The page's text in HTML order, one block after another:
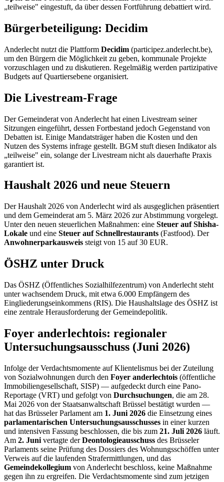
„teilweise" eingestuft, da über dessen Fortführung debattiert wird.
Bürgerbeteiligung: Decidim
Anderlecht nutzt die Plattform Decidim (participez.anderlecht.be),
um den Bürgern die Möglichkeit zu geben, kommunale Projekte
vorzuschlagen und zu diskutieren. Regelmäßig werden partizipative
Budgets auf Quartiersebene organisiert.
Die Livestream-Frage
Der Gemeinderat von Anderlecht hat einen Livestream seiner
Sitzungen eingeführt, dessen Fortbestand jedoch Gegenstand von
Debatten ist. Einige Mandatsträger haben die Kosten und den
Nutzen des Systems infrage gestellt. BGM stuft diesen Indikator als
„teilweise" ein, solange der Livestream nicht als dauerhafte Praxis
garantiert ist.
Haushalt 2026 und neue Steuern
Der Haushalt 2026 von Anderlecht wird als ausgeglichen präsentiert
und dem Gemeinderat am 5. März 2026 zur Abstimmung vorgelegt.
Unter den neuen steuerlichen Maßnahmen: eine Steuer auf Shisha-
Lokale und eine Steuer auf Schnellrestaurants (Fastfood). Der
Anwohnerparkausweis steigt von 15 auf 30 EUR.
ÖSHZ unter Druck
Das ÖSHZ (Öffentliches Sozialhilfezentrum) von Anderlecht steht
unter wachsendem Druck, mit etwa 6.000 Empfängern des
Eingliederungseinkommens (RIS). Die Haushaltslage des ÖSHZ ist
eine zentrale Herausforderung der Gemeindepolitik.
Foyer anderlechtois: regionaler
Untersuchungsausschuss (Juni 2026)
Infolge der Verdachtsmomente auf Klientelismus bei der Zuteilung
von Sozialwohnungen durch den Foyer anderlechtois (öffentliche
Immobiliengesellschaft, SISP) — aufgedeckt durch eine Pano-
Reportage (VRT) und gefolgt von Durchsuchungen, die am 28.
Mai 2026 von der Staatsanwaltschaft Brüssel bestätigt wurden —
hat das Brüsseler Parlament am 1. Juni 2026 die Einsetzung eines
parlamentarischen Untersuchungsausschusses in einer kurzen
und intensiven Fassung beschlossen, die bis zum 21. Juli 2026 läuft.
Am 2. Juni vertagte derDeontologieausschuss des Brüsseler
Parlaments seine Prüfung des Dossiers des Wohnungsschöffen unter
Verweis auf die laufenden Strafermittlungen, und das
Gemeindekollegium von Anderlecht beschloss, keine Maßnahme
gegen ihn zu ergreifen. Die Verdachtsmomente sind zum jetzigen